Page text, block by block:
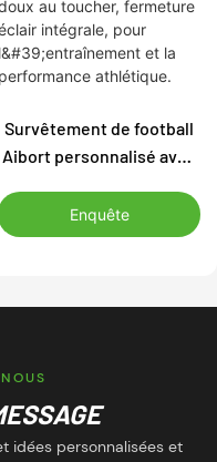
Survêtement de football
Aibort personnalisé avec
doux au toucher,
fermeture éclair
Enquête
idées personnalisées et